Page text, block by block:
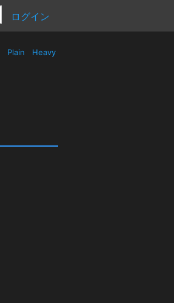
ログイン
Plain Heavy